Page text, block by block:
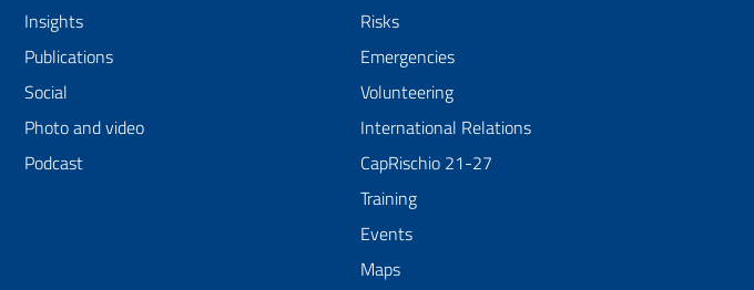
Insights
Publications
Social
Photo and video
Podcast
Risks
Emergencies
Volunteering
International Relations
CapRischio 21-27
Training
Events
Maps